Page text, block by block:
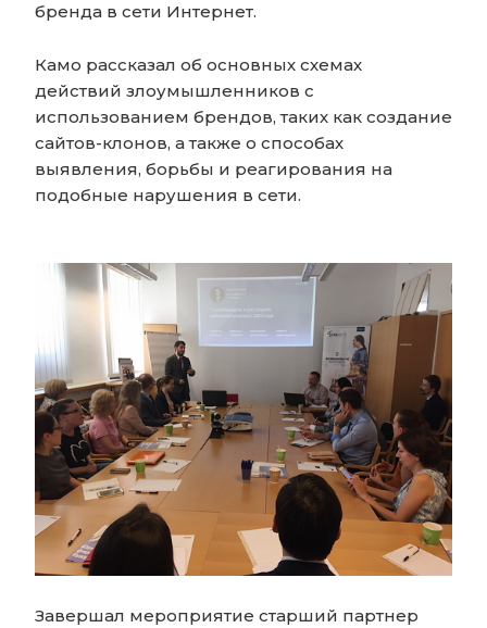
бренда в сети Интернет.
Камо рассказал об основных схемах
действий злоумышленников с
использованием брендов, таких как создание
сайтов-клонов, а также о способах
выявления, борьбы и реагирования на
подобные нарушения в сети.
Завершал мероприятие старший партнер